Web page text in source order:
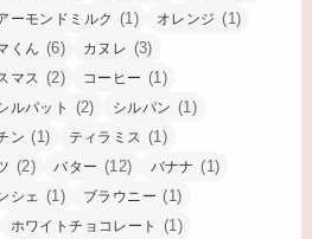
ーモンドミルク (1) オレンジ (1)
くん (6) カヌレ (3)
マス (2) コーヒー (1)
ルパット (2) シルパン (1)
ン (1) ティラミス (1)
(2) バター (12) バナナ (1)
シェ (1) ブラウニー (1)
ホワイトチョコレート (1)